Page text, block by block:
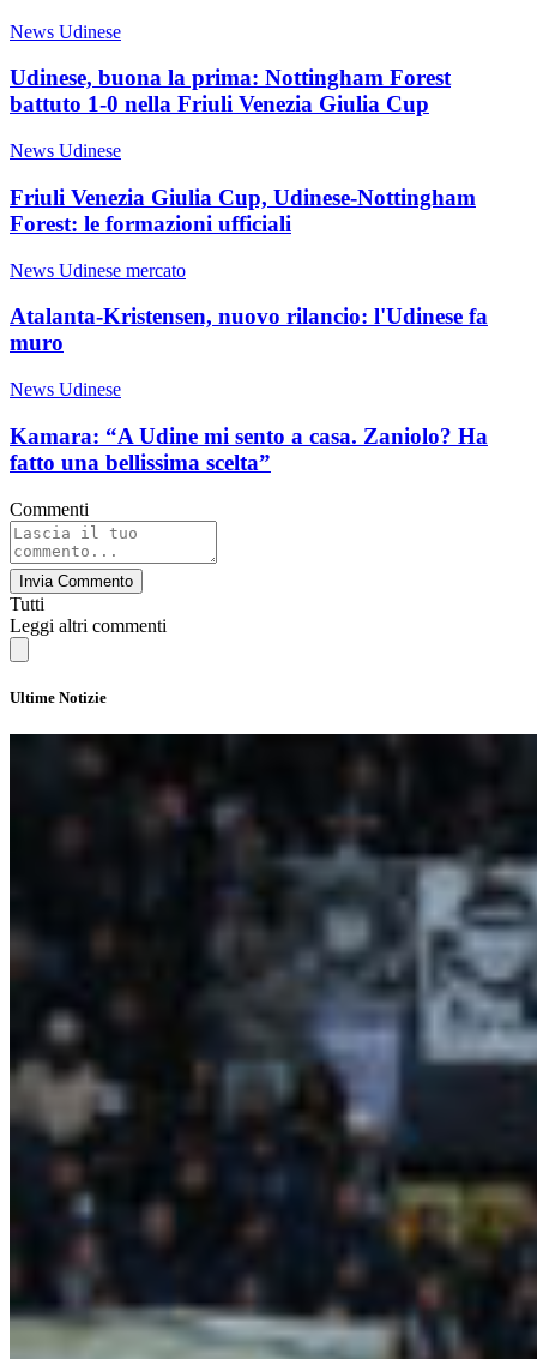
News Udinese
Udinese, buona la prima: Nottingham Forest
battuto 1-0 nella Friuli Venezia Giulia Cup
News Udinese
Friuli Venezia Giulia Cup, Udinese-Nottingham
Forest: le formazioni ufficiali
News Udinese mercato
Atalanta-Kristensen, nuovo rilancio: l'Udinese fa
muro
News Udinese
Kamara: “A Udine mi sento a casa. Zaniolo? Ha
fatto una bellissima scelta”
Commenti
Invia Commento
Tutti
Leggi altri commenti
Ultime Notizie